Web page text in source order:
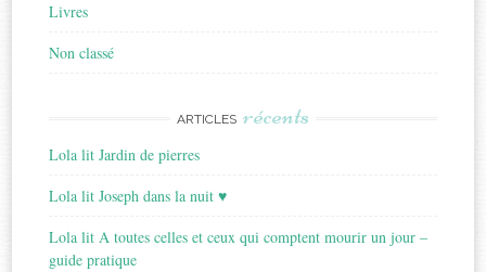
Livres
Non classé
ARTICLES récents
Lola lit Jardin de pierres
Lola lit Joseph dans la nuit ♥
Lola lit A toutes celles et ceux qui comptent mourir un jour –
guide pratique